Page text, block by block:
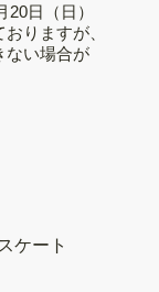
日（日）
りますが、
ない場合が
ケート